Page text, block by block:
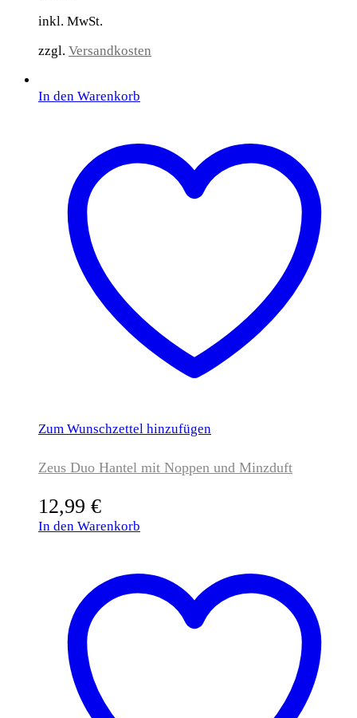
inkl. MwSt.
zzgl. Versandkosten
In den Warenkorb
Zum Wunschzettel hinzufügen
Zeus Duo Hantel mit Noppen und Minzduft
12,99 €
In den Warenkorb